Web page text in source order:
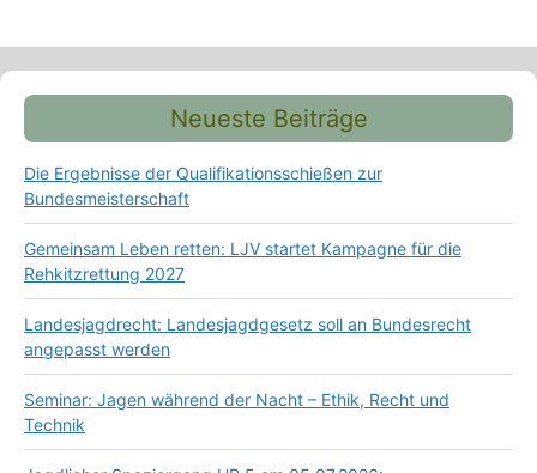
Neueste Beiträge
Die Ergebnisse der Qualifikationsschießen zur
Bundesmeisterschaft
Gemeinsam Leben retten: LJV startet Kampagne für die
Rehkitzrettung 2027
Landesjagdrecht: Landesjagdgesetz soll an Bundesrecht
angepasst werden
Seminar: Jagen während der Nacht – Ethik, Recht und
Technik